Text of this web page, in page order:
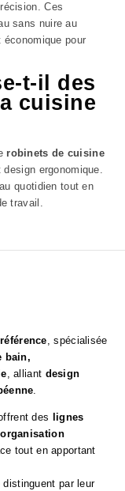
Ces
sans nuire au
pour
t-il des
cuisine
robinets de cuisine
ergonomique.
quotidien tout en
travail.
, spécialisée
bain,
, alliant design
.
des
lignes
organisation
tout en apportant
distinguent par leur